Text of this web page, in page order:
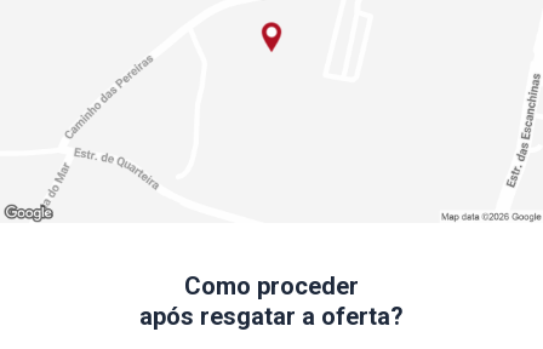
Como proceder
após resgatar a oferta?